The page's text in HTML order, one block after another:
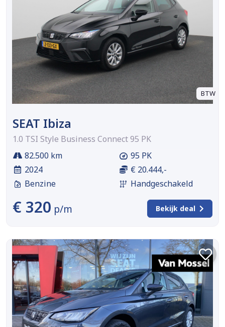
BTW
SEAT Ibiza
1.0 TSI Style Business Connect 95 PK
82.500 km
2024
Benzine
95 PK
€ 20.444,-
Handgeschakeld
€ 320 p/m Bekijk deal